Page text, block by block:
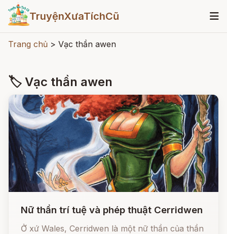
TruyệnXưaTíchCũ
Trang chủ > Vạc thần awen
🏷 Vạc thần awen
Nữ thần trí tuệ và phép thuật Cerridwen
Ở xứ Wales, Cerridwen là một nữ thần của thần